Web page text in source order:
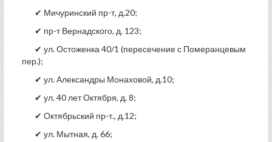
✔ Мичуринский пр-т, д.20;
✔ пр-т Вернадского, д. 123;
✔ ул. Остоженка 40/1 (пересечение с Померанцевым
пер.);
✔ ул. Александры Монаховой, д.10;
✔ ул. 40 лет Октября, д. 8;
✔ Октябрьский пр-т., д.12;
✔ ул. Мытная, д. 66;